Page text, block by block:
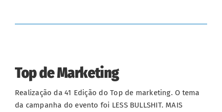
Top de Marketing
Realização da 41 Edição do Top de marketing. O tema
da campanha do evento foi LESS BULLSHIT. MAIS